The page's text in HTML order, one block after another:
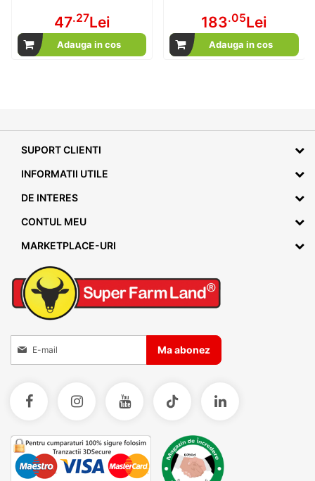
47.27Lei
Adauga in cos
183.05Lei
Adauga in cos
SUPORT CLIENTI
INFORMATII UTILE
DE INTERES
CONTUL MEU
MARKETPLACE-URI
Inscrieti-va la Buletinele noastre informative
Ma abonez